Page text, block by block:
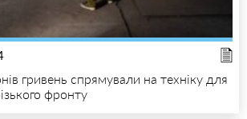
гривень спрямували на техніку для
фронту